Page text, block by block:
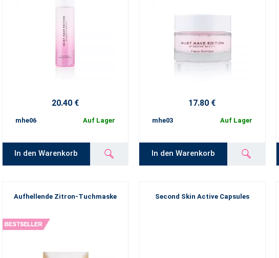
20.40 €
mhe06 Auf Lager
In den Warenkorb
17.80 €
mhe03 Auf Lager
In den Warenkorb
Aufhellende Zitron-Tuchmaske Second Skin Active Capsules